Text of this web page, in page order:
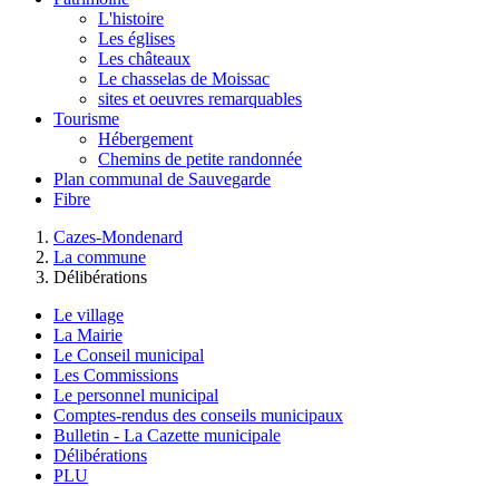
L'histoire
Les églises
Les châteaux
Le chasselas de Moissac
sites et oeuvres remarquables
Tourisme
Hébergement
Chemins de petite randonnée
Plan communal de Sauvegarde
Fibre
Cazes-Mondenard
La commune
Délibérations
Le village
La Mairie
Le Conseil municipal
Les Commissions
Le personnel municipal
Comptes-rendus des conseils municipaux
Bulletin - La Cazette municipale
Délibérations
PLU